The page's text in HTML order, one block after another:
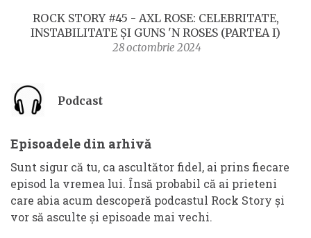
ROCK STORY #45 - AXL ROSE: CELEBRITATE,
INSTABILITATE ȘI GUNS 'N ROSES (PARTEA I)
28 octombrie 2024
Podcast
Episoadele din arhivă
Sunt sigur că tu, ca ascultător fidel, ai prins fiecare
episod la vremea lui. Însă probabil că ai prieteni
care abia acum descoperă podcastul Rock Story și
vor să asculte și episoade mai vechi.